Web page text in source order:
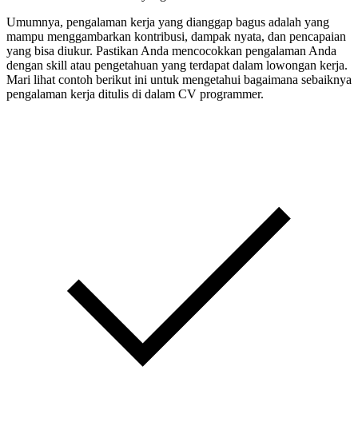
Umumnya, pengalaman kerja yang dianggap bagus adalah yang
mampu menggambarkan kontribusi, dampak nyata, dan pencapaian
yang bisa diukur. Pastikan Anda mencocokkan pengalaman Anda
dengan skill atau pengetahuan yang terdapat dalam lowongan kerja.
Mari lihat contoh berikut ini untuk mengetahui bagaimana sebaiknya
pengalaman kerja ditulis di dalam CV programmer.